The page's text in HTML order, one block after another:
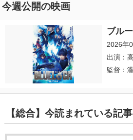
今週公開の映画
ブル
2026年
出演：
監督：
【総合】今読まれている記事